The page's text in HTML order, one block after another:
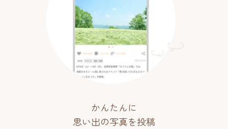
かんたんに
思い出の写真を投稿